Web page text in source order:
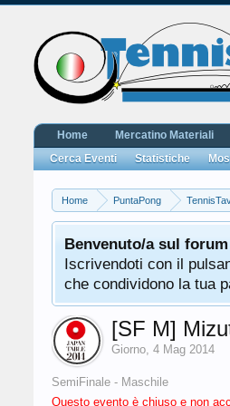
Home PuntaPong
Benvenuto/a sul
Iscrivendoti con il
che condividono la tua
[SF M]
Giorno, 4 Mag 2014
SemiFinale - Maschile
Questo evento è chiuso e non
Home Mercatino Materiali
Cerca Eventi
Statistiche